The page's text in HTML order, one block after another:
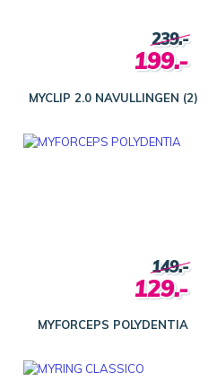
MYCLIP 2.0 NAVULLINGEN (2)
239.-
199.-
MYFORCEPS POLYDENTIA
149.-
129.-